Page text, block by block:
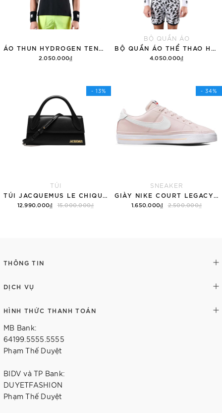
2.050.000₫
BỘ QUẦN ÁO
4.050.000₫
- 13%
TÚI
12.990.000₫ 15.000.000₫
- 34%
SNEAKER
1.650.000₫ 2.500.000₫
THÔNG TIN
DỊCH VỤ
HÌNH THỨC THANH TOÁN
MB Bank:
64199.5555.5555
Phạm Thế Duyệt
BIDV và TP Bank:
DUYETFASHION
Phạm Thế Duyệt